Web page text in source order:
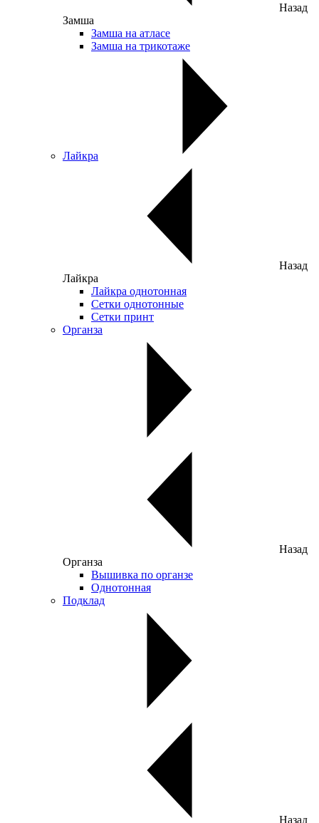
Назад
Замша
Замша на атласе
Замша на трикотаже
Лайкра
Назад
Лайкра
Лайкра однотонная
Сетки однотонные
Сетки принт
Органза
Назад
Органза
Вышивка по органзе
Однотонная
Подклад
Назад